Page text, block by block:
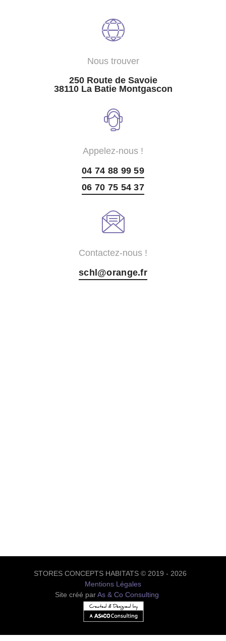
Nous trouver
250 Route de Savoie
38110 La Batie Montgascon
Appelez-nous !
04 74 88 99 59
06 70 75 54 37
Contactez-nous !
schl@orange.fr
STORES CONCEPTS HABITATS © 2019 - 2026
Mentions Légales
Site créé parAs & Co Consulting